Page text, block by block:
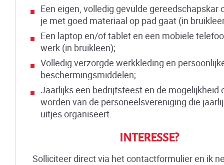
Een eigen, volledig gevulde gereedschapskar
je met goed materiaal op pad gaat (in
Een laptop en/of tablet en een mobiele
werk (in bruikleen);
Volledig verzorgde werkkleding en
beschermingsmiddelen;
Jaarlijks een bedrijfsfeest en de mogelijkheid
worden van de personeelsvereniging die
uitjes organiseert.
INTERESSE?
Solliciteer direct via het contactformulier en ik